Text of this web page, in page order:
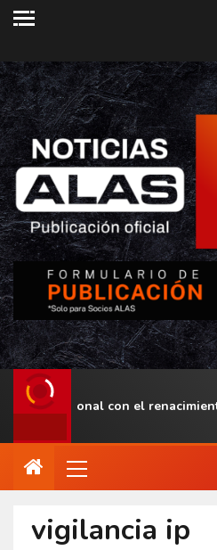
regional con el renacimiento
vigilancia ip